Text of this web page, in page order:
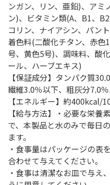
ンガン、リン、亜鉛)、アミ
ン)、ビタミン類(A、B1、
コリン、ナイアシン、パン
着色料(二酸化チタン、赤
号、黄色5号)、調味料、酸
ール、ハーブエキス)
【保証成分】タンパク質
繊維3.0％以下、粗灰分7.0
【エネルギー】約400kcal/
【給与方法】・必要な栄養
で、本製品と水のみで毎日
ます。
・食事量はパッケージの表
合わせて与えてください。
・食事は清潔なお皿で与え